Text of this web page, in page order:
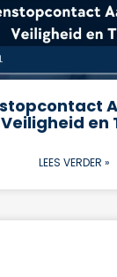
Veiligheid en
LEES VERDER »